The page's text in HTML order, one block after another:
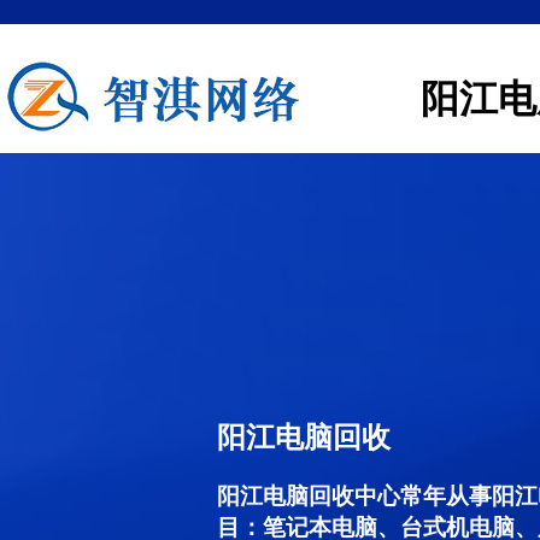
阳江
阳江电脑回收
阳江电脑回收中心常年从事阳
目：笔记本电脑、台式机电脑